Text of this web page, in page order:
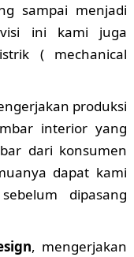
sampai menjadi
ini kami juga
( mechanical
produksi
interior yang
dari konsumen
dapat kami
dipasang
, mengerjakan